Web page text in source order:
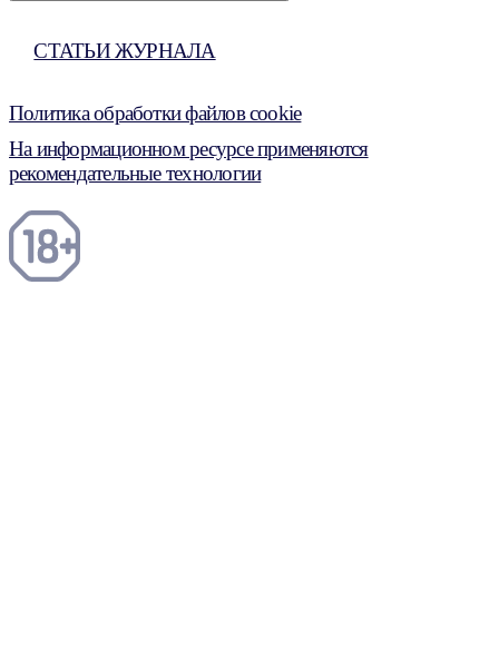
СТАТЬИ ЖУРНАЛА
Политика обработки файлов cookie
На информационном ресурсе применяются
рекомендательные технологии